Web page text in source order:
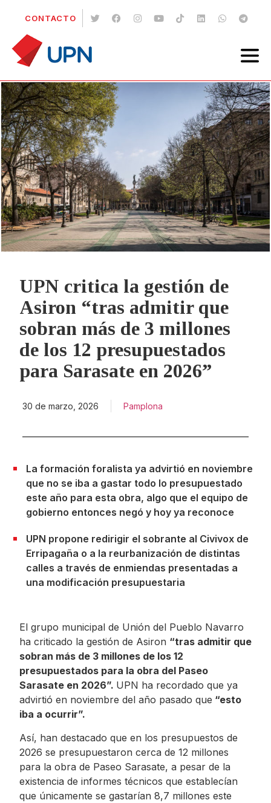
CONTACTO
UPN critica la gestión de
Asiron “tras admitir que
sobran más de 3 millones
de los 12 presupuestados
para Sarasate en 2026”
30 de marzo, 2026 Pamplona
La formación foralista ya advirtió en noviembre
que no se iba a gastar todo lo presupuestado
este año para esta obra, algo que el equipo de
gobierno entonces negó y hoy ya reconoce
UPN propone redirigir el sobrante al Civivox de
Erripagaña o a la reurbanización de distintas
calles a través de enmiendas presentadas a
una modificación presupuestaria
El grupo municipal de Unión del Pueblo Navarro
ha criticado la gestión de Asiron “tras admitir que
sobran más de 3 millones de los 12
presupuestados para la obra del Paseo
Sarasate en 2026”. UPN ha recordado que ya
advirtió en noviembre del año pasado que “esto
iba a ocurrir”.
Así, han destacado que en los presupuestos de
2026 se presupuestaron cerca de 12 millones
para la obra de Paseo Sarasate, a pesar de la
existencia de informes técnicos que establecían
que únicamente se gastarían 8,7 millones este